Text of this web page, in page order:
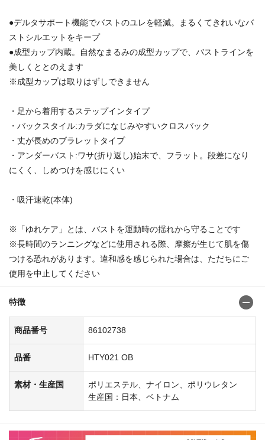
●デルタサポート機能でバストのユレを軽減。まるくてきれいなバ
ストシルエットをキープ
●成型カップ内蔵。自然なまるみの成型カップで、バストラインを
美しくととのえます
※成型カップは取りはずしできません
・足から着用するステップインタイプ
・バックスタイル:カラダになじみやすいクロスバック
・丈が長めのブラレットタイプ
・アンダーバスト:ワサ(折り返し)始末で、フラット。段差になり
にくく、しめつけを感じにくい
・吸汗速乾(本体)
※「ゆれケア」とは、バストを運動時の揺れから守ることです
※長時間のランニングなどに使用される際、摩擦が生じて肌を傷
つける恐れがあります。違和感を感じられた場合は、ただちにご
使用を中止してください
特徴
商品番号 86102738
品番 HTY021 OB
素材・生産国
ポリエステル、ナイロン、ポリウレタン
生産国：日本、ベトナム